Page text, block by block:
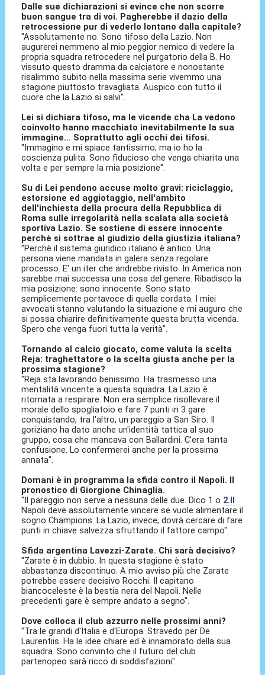
Dalle sue dichiarazioni si evince che non scorre
buon sangue tra di voi. Pagherebbe il dazio della
retrocessione pur di vederlo lontano dalla capitale?
"Assolutamente no. Sono tifoso della Lazio. Non
augurerei nemmeno al mio peggior nemico di vedere la
propria squadra retrocedere nel purgatorio della B. Ho
vissuto questo dramma da calciatore e nonostante
risalimmo subito nella massima serie vivemmo una
stagione piuttosto travagliata. Auspico con tutto il
cuore che la Lazio si salvi".
Lei si dichiara tifoso, ma le vicende cha La vedono
coinvolto hanno macchiato inevitabilmente la sua
immagine... Soprattutto agli occhi dei tifosi.
"Immagino e mi spiace tantissimo; ma io ho la
coscienza pulita. Sono fiducioso che venga chiarita una
volta e per sempre la mia posizione".
Su di Lei pendono accuse molto gravi: riciclaggio,
estorsione ed aggiotaggio, nell'ambito
dell'inchiesta della procura della Repubblica di
Roma sulle irregolarità nella scalata alla società
sportiva Lazio. Se sostiene di essere innocente
perchè si sottrae al giudizio della giustizia italiana?
"Perchè il sistema giuridico italiano è antico. Una
persona viene mandata in galera senza regolare
processo. E' un iter che andrebbe rivisto. In America non
sarebbe mai successa una cosa del genere. Ribadisco la
mia posizione: sono innocente. Sono stato
semplicemente portavoce di quella cordata. I miei
avvocati stanno valutando la situazione e mi auguro che
si possa chiarire definitivamente questa brutta vicenda.
Spero che venga fuori tutta la verità".
Tornando al calcio giocato, come valuta la scelta
Reja: traghettatore o la scelta giusta anche per la
prossima stagione?
"Reja sta lavorando benissimo. Ha trasmesso una
mentalità vincente a questa squadra. La Lazio è
ritornata a respirare. Non era semplice risollevare il
morale dello spogliatoio e fare 7 punti in 3 gare
conquistando, tra l'altro, un pareggio a San Siro. Il
goriziano ha dato anche un'identità tattica al suo
gruppo, cosa che mancava con Ballardini. C'era tanta
confusione. Lo confermerei anche per la prossima
annata".
Domani è in programma la sfida contro il Napoli. Il
pronostico di Giorgione Chinaglia.
"Il pareggio non serve a nessuna delle due. Dico 1 o 2.Il
Napoli deve assolutamente vincere se vuole alimentare il
sogno Champions. La Lazio, invece, dovrà cercare di fare
punti in chiave salvezza sfruttando il fattore campo".
Sfida argentina Lavezzi-Zarate. Chi sarà decisivo?
"Zarate è in dubbio. In questa stagione è stato
abbastanza discontinuo. A mio avviso più che Zarate
potrebbe essere decisivo Rocchi. Il capitano
biancoceleste è la bestia nera del Napoli. Nelle
precedenti gare è sempre andato a segno".
Dove colloca il club azzurro nelle prossimi anni?
"Tra le grandi d'Italia e d'Europa. Stravedo per De
Laurentiis. Ha le idee chiare ed è innamorato della sua
squadra. Sono convinto che il futuro del club
partenopeo sarà ricco di soddisfazioni".